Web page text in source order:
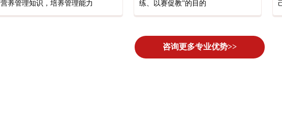
营养管理知识，培养管理能力
练、以赛促教”的目的
咨询更多专业优势>>